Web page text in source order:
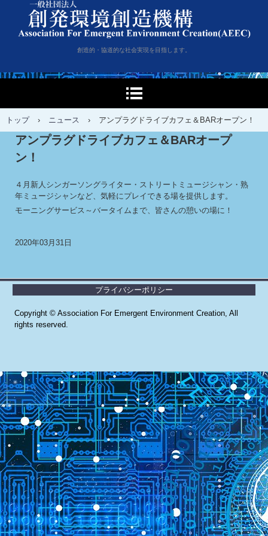
一般社団法人創発環境創造
機構
創造的・協道的な社会実現を目指します。
トップ › ニュース › アンプラグドライブカフェ＆BARオープン！
アンプラグドライブカフェ＆BARオープ
ン！
４月新人シンガーソングライター・ストリートミュージシャン・熟
年ミュージシャンなど、気軽にプレイできる場を提供します。
モーニングサービス～バータイムまで、皆さんの憩いの場に！
2020年03月31日
プライバシーポリシー
Copyright © Association For Emergent Environment Creation, All
rights reserved.